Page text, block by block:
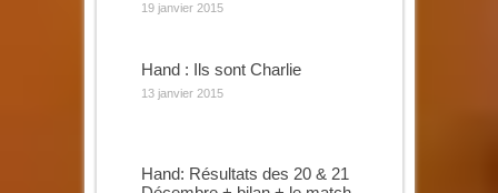
19 janvier 2015
Hand : Ils sont Charlie
13 janvier 2015
Hand: Résultats des 20 & 21